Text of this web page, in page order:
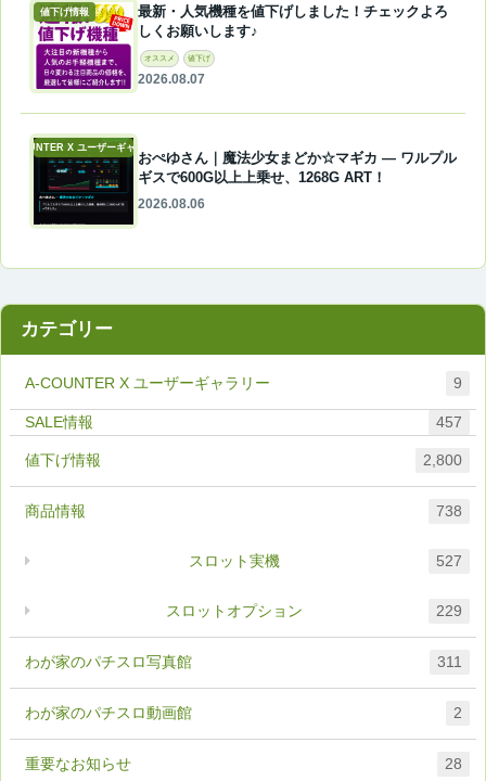
値下げ情報
最新・人気機種を値下げしました！チェックよろ
しくお願いします♪
オススメ 値下げ
2026.08.07
A-COUNTER X ユーザーギャラリー
おぺゆさん｜魔法少女まどか☆マギカ ― ワルプル
ギスで600G以上上乗せ、1268G ART！
2026.08.06
カテゴリー
A-COUNTER X ユーザーギャラリー 9
457
わが家のパチスロ写真館 311
わが家のパチスロ動画館 2
値下げ情報 2,800
商品情報 738
スロットオプション 229
スロット実機 527
重要なお知らせ 28